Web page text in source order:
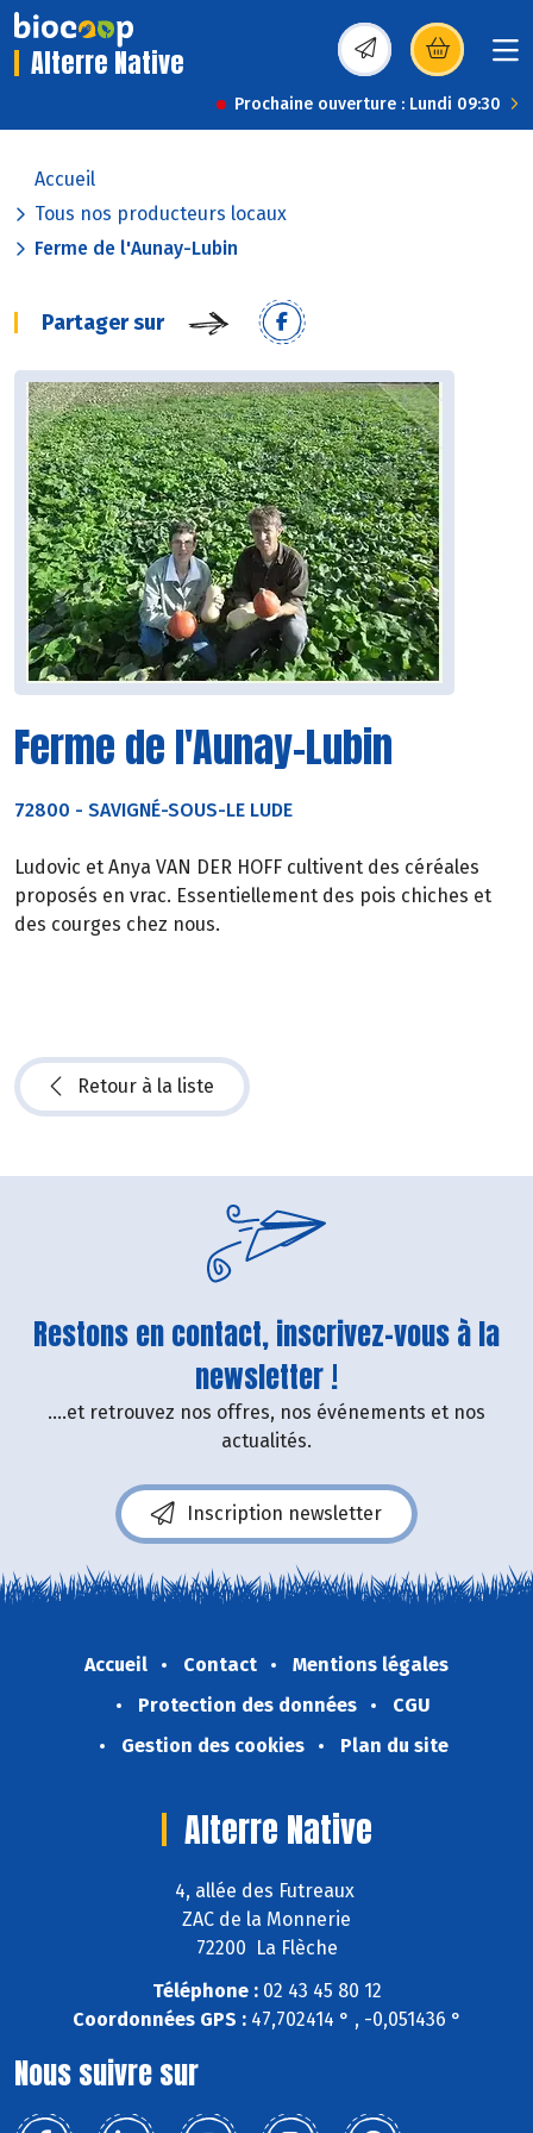
Alterre Native (s’ouvre dans une
Prochaine ouverture : Lundi 09:30
Accueil
Tous nos producteurs locaux
Ferme de l'Aunay-Lubin
Partager sur
Ferme de l'Aunay-Lubin
72800 - SAVIGNÉ-SOUS-LE LUDE
Ludovic et Anya VAN DER HOFF cultivent des céréales
proposés en vrac. Essentiellement des pois chiches et
des courges chez nous.
Retour à la liste
Restons en contact, inscrivez-vous à la
newsletter !
....et retrouvez nos offres, nos événements et nos
actualités.
Inscription newsletter
Accueil Contact
Mentions légales
Protection des données
CGU
Gestion des cookies
Plan du site
Alterre Native
4, allée des Futreaux
ZAC de la Monnerie
72200 La Flèche
Téléphone :02 43 45 80 12
Coordonnées GPS :47,702414 ° , -0,051436 °
Nous suivre sur